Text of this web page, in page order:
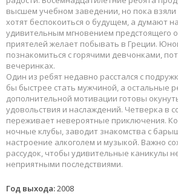
высшем учебном заведении, но пока
хотят беспокоиться о будущем, а думают
удивительным мгновением предстоящего
приятелей желает побывать в Греции.
познакомиться с горячими девчонками,
вечеринках.
Один из ребят недавно расстался с
бы быстрее стать мужчиной, а остальные
дополнительной мотивации готовы
удовольствия и наслаждений. Четверка в
переживает невероятные приключения.
ночные клубы, заводит знакомства с
настроение алкоголем и музыкой. Важно
рассудок, чтобы удивительные каникулы
неприятными последствиями.
Год выхода:2008